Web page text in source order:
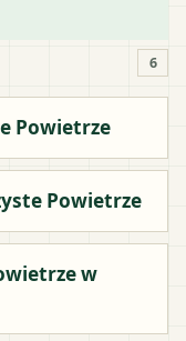
6
Powietrze
Powietrze
w